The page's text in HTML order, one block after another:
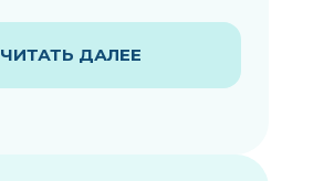
ЧИТАТЬ ДАЛЕЕ